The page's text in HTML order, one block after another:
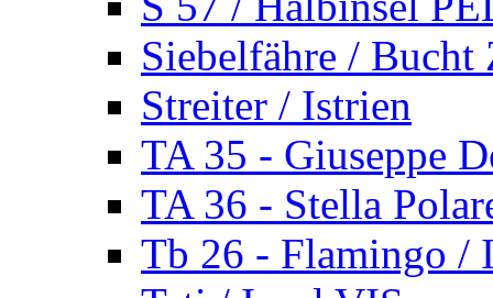
Siebelfähre / Bucht
Streiter / Istrien
TA 35 - Giuseppe
TA 36 - Stella
Tb 26 - Flamingo /